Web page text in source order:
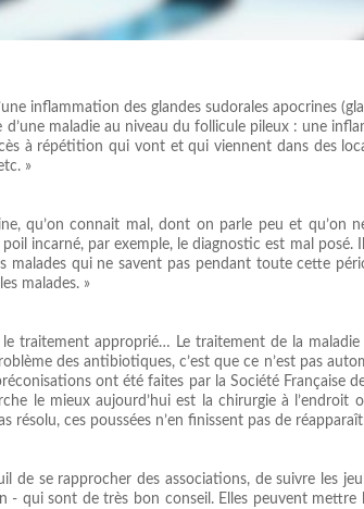
inflammation des glandes sudorales apocrines
d’une maladie au niveau du follicule pileux : une
à répétition qui vont et qui viennent dans des
»
qu’on connait mal, dont on parle peu et qu’on
incarné, par exemple, le diagnostic est mal
qui ne savent pas pendant toute cette
malades. »
traitement approprié… Le traitement de la maladie
des antibiotiques, c’est que ce n’est pas
ont été faites par la Société Française
le mieux aujourd’hui est la chirurgie à l’endroit
résolu, ces poussées n’en finissent pas de
se rapprocher des associations, de suivre les
- qui sont de très bon conseil. Elles peuvent